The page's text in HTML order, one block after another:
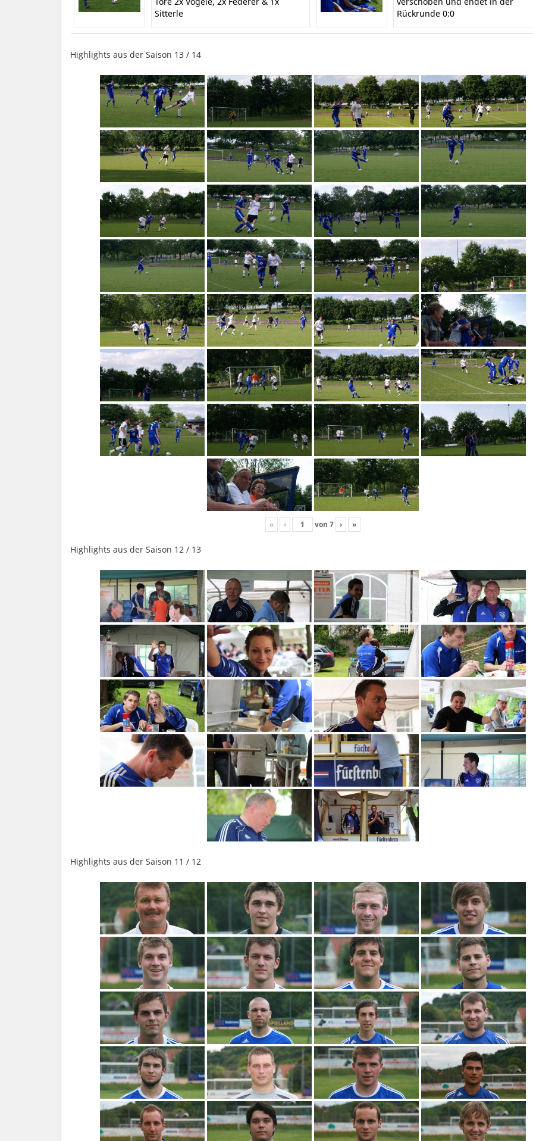
Sitterle
Rückrunde 0:0
Highlights aus der Saison 13 / 14
« ‹ von 7 › »
Highlights aus der Saison 12 / 13
Highlights aus der Saison 11 / 12